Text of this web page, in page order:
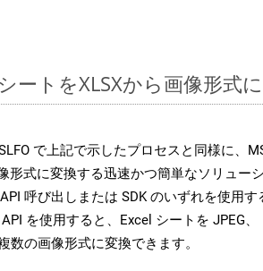
ートをXLSXから画像形
で上記で示したプロセスと同様に、
形式に変換する迅速かつ簡単なソリュー
呼び出しまたは SDK のいずれを使用す
を使用すると、Excel シートを JPEG、
数の画像形式に変換できます。